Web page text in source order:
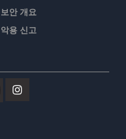
보안 개요
악용 신고